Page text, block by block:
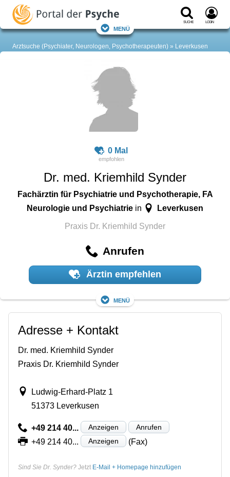
Suche Login
Menü
Arztsuche (Psychiater, Neurologen, Psychotherapeuten) Leverkusen
0 Mal
Dr. med. Kriemhild Synder
Fachärztin für Psychiatrie und Psychotherapie, FA
Neurologie und Psychiatrie in Leverkusen
Praxis Dr. Kriemhild Synder
Anrufen
Ärztin empfehlen
Menü
Adresse + Kontakt
Dr. med. Kriemhild Synder
Praxis Dr. Kriemhild Synder
Ludwig-Erhard-Platz 1
51373 Leverkusen
+49 214 40... Anzeigen Anrufen
+49 214 40... Anzeigen (Fax)
Sind Sie Dr. Synder? Jetzt E-Mail + Homepage hinzufügen